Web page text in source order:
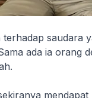
saudara
ada ia orang